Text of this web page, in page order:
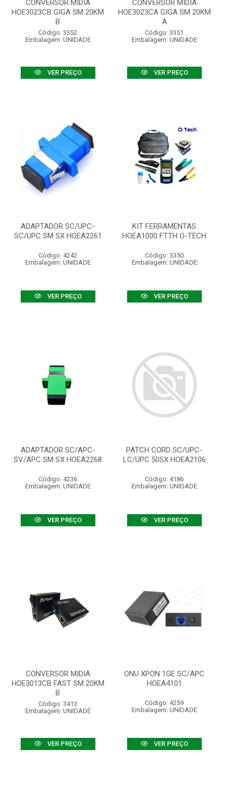
CONVERSOR MIDIA
HOE3023CB GIGA SM 20KM
B
Código: 3352
Embalagem: UNIDADE
VER PREÇO
CONVERSOR MIDIA
HOE3023CA GIGA SM 20KM
A
Código: 3351
Embalagem: UNIDADE
VER PREÇO
ADAPTADOR SC/UPC-
SC/UPC SM SX HOEA2261
Código: 4242
Embalagem: UNIDADE
VER PREÇO
KIT FERRAMENTAS
HOEA1000 FTTH O-TECH
Código: 3350
Embalagem: UNIDADE
VER PREÇO
ADAPTADOR SC/APC-
SV/APC SM SX HOEA2268
Código: 4236
Embalagem: UNIDADE
VER PREÇO
PATCH CORD SC/UPC-
LC/UPC 50SX HOEA2106
Código: 4186
Embalagem: UNIDADE
VER PREÇO
CONVERSOR MIDIA
HOE3013CB FAST SM 20KM
B
Código: 3413
Embalagem: UNIDADE
VER PREÇO
ONU XPON 1GE SC/APC
HOEA4101
Código: 4259
Embalagem: UNIDADE
VER PREÇO